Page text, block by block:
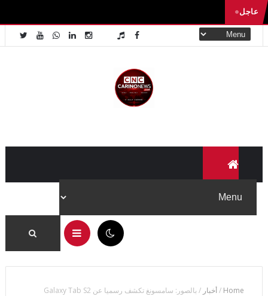
عاجل
Home
/أخبار / بالصور: سامسونغ تكشف رسميا عن Galaxy Tab S2